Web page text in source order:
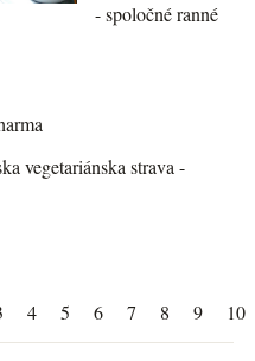
- spoločné ranné
vegetariánska strava -
4 5 6 7 8 9 10